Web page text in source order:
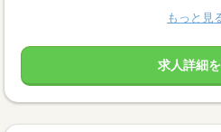
もっと見
求人詳細